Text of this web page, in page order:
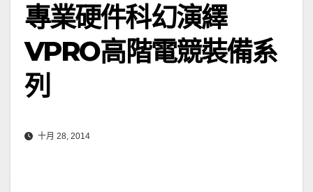
專業硬件科幻演繹
VPRO高階電競裝備系
列
十月 28, 2014